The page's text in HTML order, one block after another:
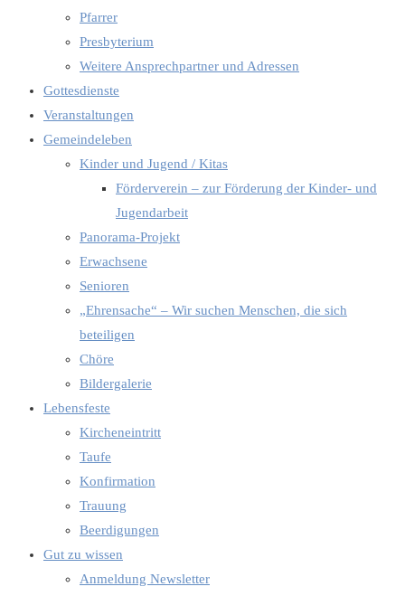
Pfarrer
Presbyterium
Weitere Ansprechpartner und Adressen
Gottesdienste
Veranstaltungen
Gemeindeleben
Kinder und Jugend / Kitas
Förderverein – zur Förderung der Kinder- und
Jugendarbeit
Panorama-Projekt
Erwachsene
Senioren
„Ehrensache“ – Wir suchen Menschen, die sich
beteiligen
Chöre
Bildergalerie
Lebensfeste
Kircheneintritt
Taufe
Konfirmation
Trauung
Beerdigungen
Gut zu wissen
Anmeldung Newsletter